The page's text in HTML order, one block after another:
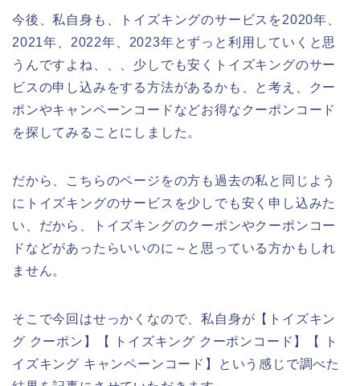
今後、私自身も、トイズキングのサービスを2020年、
2021年、2022年、2023年とずっと利用していくと思
うんですよね、、、少しでも安くトイズキングのサー
ビスの申し込みをする方法があるかも、と考え、クー
ポンやキャンペーンコードなどお得なクーポンコード
を探してみることにしました。
だから、こちらのページをの方も過去の私と同じよう
にトイズキングのサービスを少しでも安く申し込みた
い、だから、トイズキングのクーポンやクーポンコー
ドなどがあったらいいのに～と思っている方かもしれ
ません。
そこで今回はせっかくなので、私自身が【トイズキン
グ クーポン】【 トイズキング クーポンコード】【 ト
イズキング キャンペーンコード】という感じで調べた